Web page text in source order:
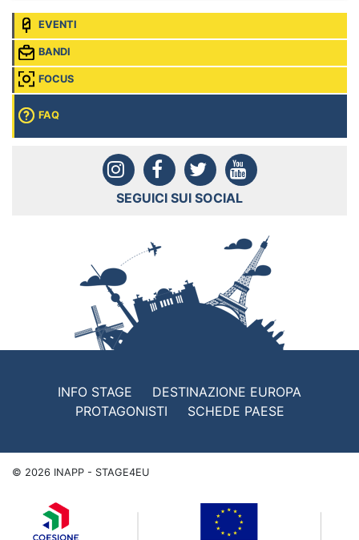
EVENTI
BANDI
FOCUS
FAQ
SEGUICI SUI SOCIAL
INFO STAGE
DESTINAZIONE EUROPA
PROTAGONISTI
SCHEDE PAESE
© 2026 INAPP - STAGE4EU